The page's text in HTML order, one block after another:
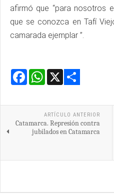
afirmó que “para nosotros
que se conozca en Tafí
camarada ejemplar ”.
Facebook
WhatsApp
ARTÍCULO ANTERIOR
Catamarca. Represión contra
jubilados en Catamarca